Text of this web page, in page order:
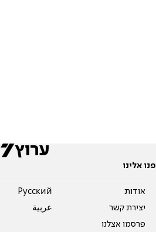
פנו אלינו
אודות
יצירת קשר
פרסמו אצלנו
Pусский
عربية